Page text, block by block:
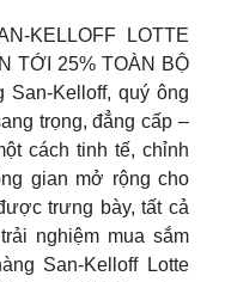
KELLOFF LOTTE
TỚI 25% TOÀN BỘ
Kelloff, quý ông
trọng, đẳng cấp –
cách tinh tế, chỉnh
gian mở rộng cho
trưng bày, tất cả
nghiệm mua sắm
San-Kelloff Lotte